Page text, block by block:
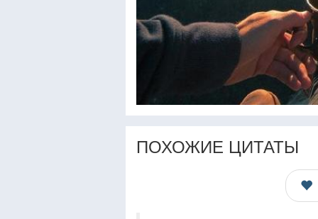
ПОХОЖИЕ ЦИТАТЫ